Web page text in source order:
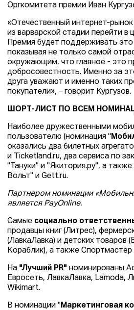
Оргкомитета премии Иван
«Отечественный интернет-
из варварской стадии перейти в
Премия будет поддерживать
показывая не только самой
окружающим, что главное - это
добросовестность. Именно за
друга уважают и именно таких
покупатели», – говорит Кургузов.
ШОРТ-ЛИСТ ПО ВСЕМ
Наиболее дружественными
пользователю (номинация "
оказались два билетных
и Ticketland.ru, два сервиса по
"Тануки" и "Якитория.ру", а
Вольт" и Gett.ru.
Партнером номинации
является PayOnline.
Самые социально
продавцы книг (Литрес),
(ЛавкаЛавка) и детских товаров
Кораблик), а также Спортмастер
На "Лучший PR" номинированы
Евросеть, ЛавкаЛавка, Lamoda,
Wikimart.
В номинации "Маркетинговая